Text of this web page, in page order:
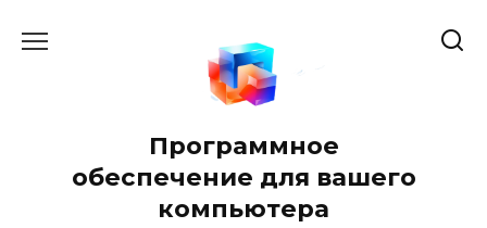
Программное
обеспечение для вашего
компьютера